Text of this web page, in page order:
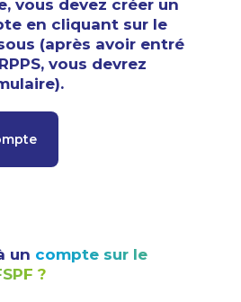
vous devez créer un
en cliquant sur le
(après avoir entré
vous devrez
un compte sur le
?